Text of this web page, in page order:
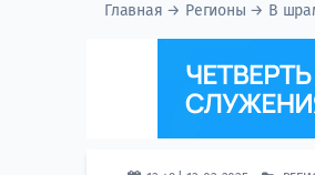
Главная → Регионы → В